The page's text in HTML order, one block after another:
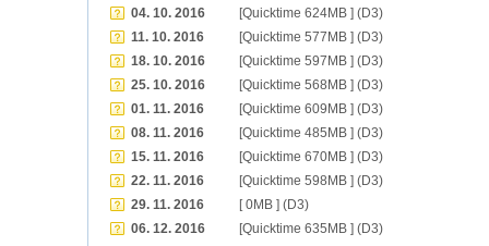
04. 10. 2016
[Quicktime 624MB ] (D3)
11. 10. 2016
[Quicktime 577MB ] (D3)
18. 10. 2016
[Quicktime 597MB ] (D3)
25. 10. 2016
[Quicktime 568MB ] (D3)
01. 11. 2016
[Quicktime 609MB ] (D3)
08. 11. 2016
[Quicktime 485MB ] (D3)
15. 11. 2016
[Quicktime 670MB ] (D3)
22. 11. 2016
[Quicktime 598MB ] (D3)
29. 11. 2016
[ 0MB ] (D3)
06. 12. 2016
[Quicktime 635MB ] (D3)